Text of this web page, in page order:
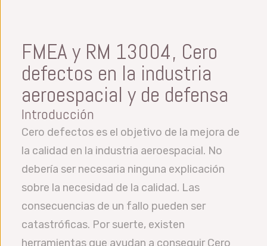
FMEA y RM 13004, Cero
defectos en la industria
aeroespacial y de defensa
Introducción
Cero defectos es el objetivo de la mejora de
la calidad en la industria aeroespacial. No
debería ser necesaria ninguna explicación
sobre la necesidad de la calidad. Las
consecuencias de un fallo pueden ser
catastróficas. Por suerte, existen
herramientas que ayudan a conseguir Cero